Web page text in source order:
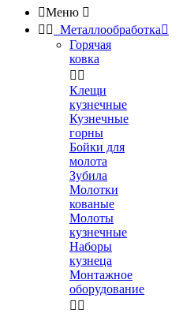
Меню 
  Металлообработка
Горячая
ковка
 
Клещи
кузнечные
Кузнечные
горны
Бойки для
молота
Зубила
Молотки
кованые
Молоты
кузнечные
Наборы
кузнеца
Монтажное
оборудование
 